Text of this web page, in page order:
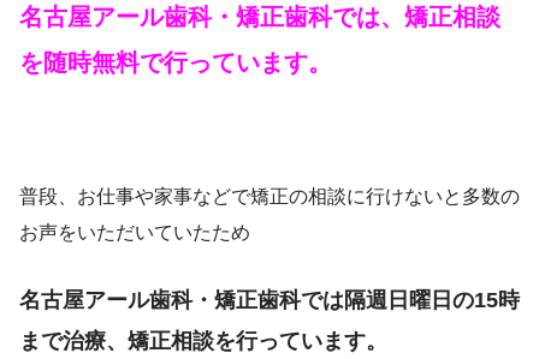
名古屋アール歯科・矯正歯科では、矯正相談
を随時無料で行っています。
普段、お仕事や家事などで矯正の相談に行けないと多数の
お声をいただいていたため
名古屋アール歯科・矯正歯科では隔週日曜日の15時
まで治療、矯正相談を行っています。